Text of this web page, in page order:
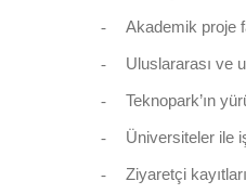
- Akademik proje
- Uluslararası ve
- Teknopark’ın
- Üniversiteler ile
- Ziyaretçi